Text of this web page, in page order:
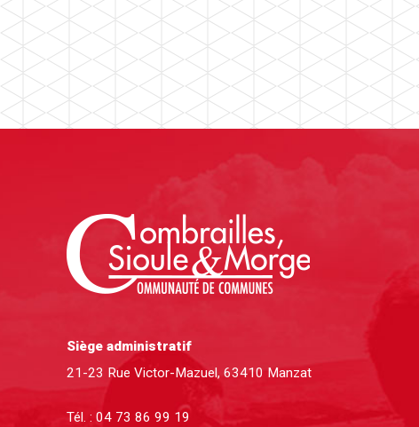
Siège administratif
21-23 Rue Victor-Mazuel, 63410 Manzat
Tél. : 04 73 86 99 19